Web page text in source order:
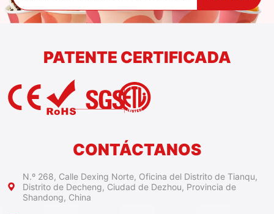
PATENTE CERTIFICADA
CONTÁCTANOS
N.º 268, Calle Dexing Norte, Oficina del Distrito de Tianqu,
Distrito de Decheng, Ciudad de Dezhou, Provincia de
Shandong, China